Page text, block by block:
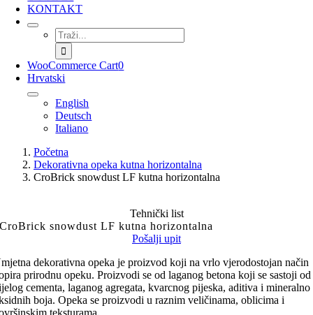
KONTAKT
Traži...
WooCommerce Cart0
Hrvatski
English
Deutsch
Italiano
Početna
Dekorativna opeka kutna horizontalna
CroBrick snowdust LF kutna horizontalna
Tehnički list
CroBrick snowdust LF kutna horizontalna
Pošalji upit
dekorativna opeka je proizvod koji na vrlo vjerodostojan način
prirodnu opeku. Proizvodi se od laganog betona koji se sastoji od
cementa, laganog agregata, kvarcnog pijeska, aditiva i mineralno
boja. Opeka se proizvodi u raznim veličinama, oblicima i
teksturama.